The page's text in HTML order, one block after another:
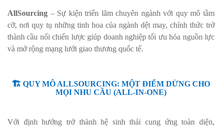
AllSourcing – Sự kiện triển lãm chuyên ngành với quy mô tầm
cỡ, nơi quy tụ những tinh hoa của ngành dệt may, chính thức trở
thành cầu nối chiến lược giúp doanh nghiệp tối ưu hóa nguồn lực
và mở rộng mạng lưới giao thương quốc tế.
🏗️ QUY MÔ ALLSOURCING: MỘT ĐIỂM DỪNG CHO
MỌI NHU CẦU (ALL-IN-ONE)
Với định hướng trở thành hệ sinh thái cung ứng toàn diện,